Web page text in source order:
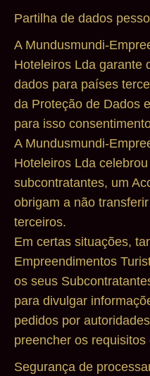
Partilha de dados
A Mundusmundi-
Hoteleiros Lda garante
dados para países
da Proteção de Dados
para isso
A Mundusmundi-
Hoteleiros Lda
subcontratantes, um
obrigam a não
terceiros.
Em certas situações,
Empreendimentos
os seus
para divulgar
pedidos por
preencher os requisitos
Segurança de